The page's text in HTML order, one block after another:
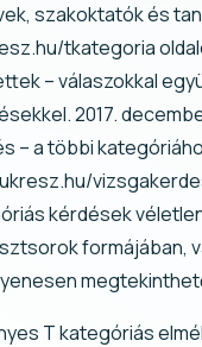
szakoktatók és
tkategoria
– válaszokkal
2017.
– a többi
kérdések
formájában,
T kategóriás